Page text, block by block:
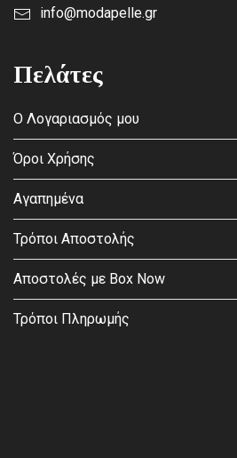
info@modapelle.gr
Πελάτες
Ο Λογαριασμός μου
Όροι Χρήσης
Αγαπημένα
Τρόποι Αποστολής
Αποστολές με Box Now
Τρόποι Πληρωμής